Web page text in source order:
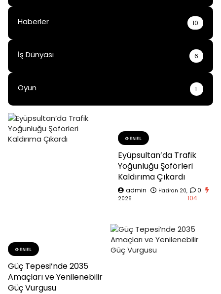
Haberler 10
İş Dünyası 6
Oyun 1
GENEL
Eyüpsultan’da Trafik
Yoğunluğu Şoförleri
Kaldırıma Çıkardı
admin
Haziran 20,
2026
0
104
GENEL
Güç Tepesi’nde 2035
Amaçları ve Yenilenebilir
Güç Vurgusu